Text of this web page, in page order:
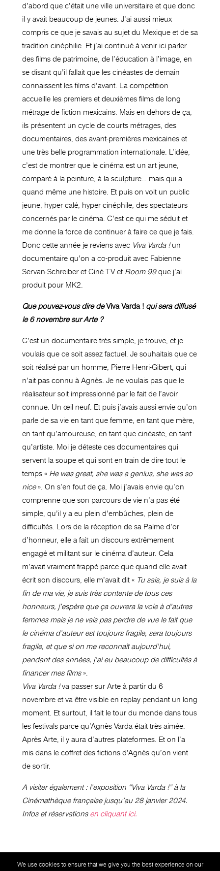
d’abord que c’était une ville universitaire et que donc
il y avait beaucoup de jeunes. J’ai aussi mieux
compris ce que je savais au sujet du Mexique et de sa
tradition cinéphilie. Et j’ai continué à venir ici parler
des films de patrimoine, de l’éducation à l’image, en
se disant qu’il fallait que les cinéastes de demain
connaissent les films d’avant. La compétition
accueille les premiers et deuxièmes films de long
métrage de fiction mexicains. Mais en dehors de ça,
ils présentent un cycle de courts métrages, des
documentaires, des avant-premières mexicaines et
une très belle programmation internationale. L’idée,
c’est de montrer que le cinéma est un art jeune,
comparé à la peinture, à la sculpture… mais qui a
quand même une histoire. Et puis on voit un public
jeune, hyper calé, hyper cinéphile, des spectateurs
concernés par le cinéma. C’est ce qui me séduit et
me donne la force de continuer à faire ce que je fais.
Donc cette année je reviens avec Viva Varda !un
documentaire qu’on a co-produit avec Fabienne
Servan-Schreiber et Ciné TV et Room 99que j’ai
produit pour MK2.
Que pouvez-vous dire deViva Varda !qui sera diffusé
le 6 novembre sur Arte ?
C’est un documentaire très simple, je trouve, et je
voulais que ce soit assez factuel. Je souhaitais que ce
soit réalisé par un homme, Pierre Henri-Gibert, qui
n’ait pas connu à Agnès. Je ne voulais pas que le
réalisateur soit impressionné par le fait de l’avoir
connue. Un œil neuf. Et puis j’avais aussi envie qu’on
parle de sa vie en tant que femme, en tant que mère,
en tant qu’amoureuse, en tant que cinéaste, en tant
qu’artiste. Moi je déteste ces documentaires qui
servent la soupe et qui sont en train de dire tout le
temps « He was great, she was a genius, she was so
nice». On s’en fout de ça. Moi j’avais envie qu’on
comprenne que son parcours de vie n’a pas été
simple, qu’il y a eu plein d’embûches, plein de
difficultés. Lors de la réception de sa Palme d’or
d’honneur, elle a fait un discours extrêmement
engagé et militant sur le cinéma d’auteur. Cela
m’avait vraiment frappé parce que quand elle avait
écrit son discours, elle m’avait dit « Tu sais, je suis à la
fin de ma vie, je suis très contente de tous ces
honneurs, j’espère que ça ouvrera la voie à d’autres
femmes mais je ne vais pas perdre de vue le fait que
le cinéma d’auteur est toujours fragile, sera toujours
fragile, et que si on me reconnaît aujourd’hui,
pendant des années, j’ai eu beaucoup de difficultés à
financer mes films».
Viva Varda !va passer sur Arte à partir du 6
novembre et va être visible en replay pendant un long
moment. Et surtout, il fait le tour du monde dans tous
les festivals parce qu’Agnès Varda était très aimée.
Après Arte, il y aura d’autres plateformes. Et on l’a
mis dans le coffret des fictions d’Agnès qu’on vient
de sortir.
A visiter également : l’exposition “Viva Varda !” à la
Cinémathèque française jusqu’au 28 janvier 2024.
Infos et réservations en cliquant ici.
We use cookies to ensure that we give you the best experience on our